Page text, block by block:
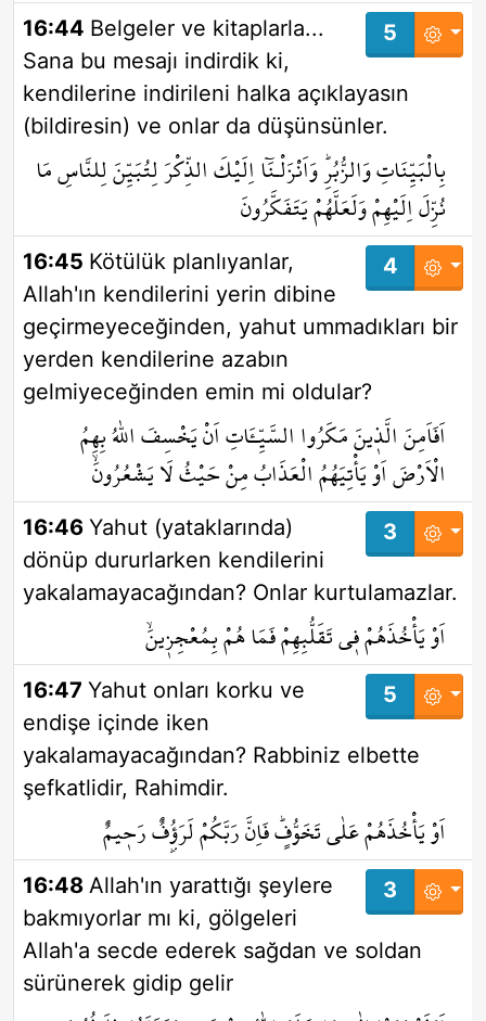
5
16:44 Belgeler ve kitaplarla...
Sana bu mesajı indirdik ki,
kendilerine indirileni halka açıklayasın
(bildiresin) ve onlar da düşünsünler.
بِالْبَيِّنَاتِ وَالزُّبُرِۜ وَاَنْزَلْـنَٓا اِلَيْكَ الذِّكْرَ لِتُبَيِّنَ لِلنَّاسِ مَا
نُزِّلَ اِلَيْهِمْ وَلَعَلَّهُمْ يَتَفَكَّرُونَ
4
16:45 Kötülük planlıyanlar,
Allah'ın kendilerini yerin dibine
geçirmeyeceğinden, yahut ummadıkları bir
yerden kendilerine azabın
gelmiyeceğinden emin mi oldular?
اَفَاَمِنَ الَّذ۪ينَ مَكَرُوا السَّيِّـَٔاتِ اَنْ يَخْسِفَ اللّٰهُ بِهِمُ
الْاَرْضَ اَوْ يَأْتِيَهُمُ الْعَذَابُ مِنْ حَيْثُ لَا يَشْعُرُونَۙ
3
16:46 Yahut (yataklarında)
dönüp dururlarken kendilerini
yakalamayacağından? Onlar kurtulamazlar.
اَوْ يَأْخُذَهُمْ ف۪ي تَقَلُّبِهِمْ فَمَا هُمْ بِمُعْجِز۪ينَۙ
5
16:47 Yahut onları korku ve
endişe içinde iken
yakalamayacağından? Rabbiniz elbette
şefkatlidir, Rahimdir.
اَوْ يَأْخُذَهُمْ عَلٰى تَخَوُّفٍۜ فَاِنَّ رَبَّكُمْ لَرَؤُ۫فٌ رَح۪يمٌ
3
16:48 Allah'ın yarattığı şeylere
bakmıyorlar mı ki, gölgeleri
Allah'a secde ederek sağdan ve soldan
sürünerek gidip gelir